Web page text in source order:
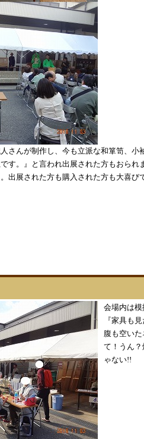
さんが制作し、今も立派な和箪笥、小
す。』と言われ出展された方もおられ
出展された方も購入された方も大喜び
会場内は
『家具も
腹も空い
て！うん
ゃない!!